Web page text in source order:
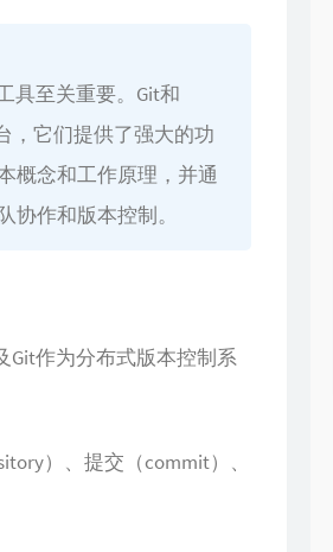
具至关重要。Git和
，它们提供了强大的功
概念和工作原理，并通
协作和版本控制。
Git作为分布式版本控制系
）、提交（commit）、